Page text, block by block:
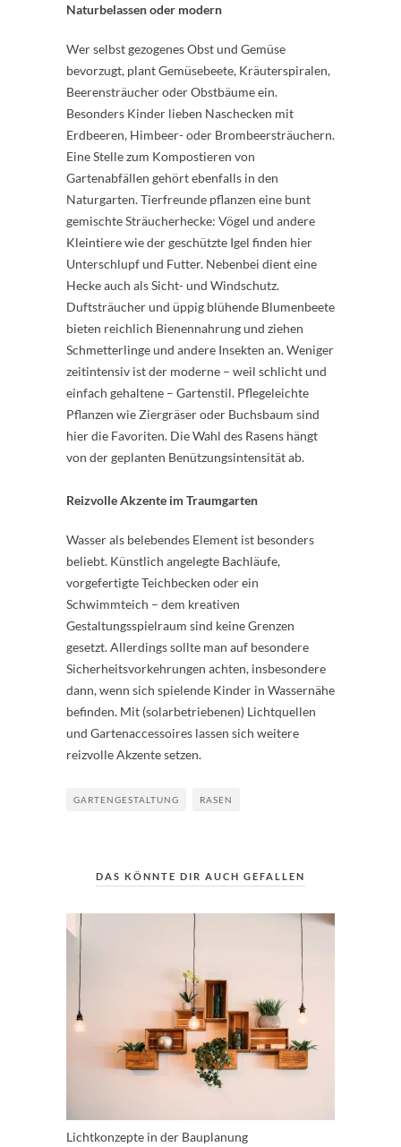
Naturbelassen oder modern
Wer selbst gezogenes Obst und Gemüse
bevorzugt, plant Gemüsebeete, Kräuterspiralen,
Beerensträucher oder Obstbäume ein.
Besonders Kinder lieben Naschecken mit
Erdbeeren, Himbeer- oder Brombeersträuchern.
Eine Stelle zum Kompostieren von
Gartenabfällen gehört ebenfalls in den
Naturgarten. Tierfreunde pflanzen eine bunt
gemischte Sträucherhecke: Vögel und andere
Kleintiere wie der geschützte Igel finden hier
Unterschlupf und Futter. Nebenbei dient eine
Hecke auch als Sicht- und Windschutz.
Duftsträucher und üppig blühende Blumenbeete
bieten reichlich Bienennahrung und ziehen
Schmetterlinge und andere Insekten an. Weniger
zeitintensiv ist der moderne – weil schlicht und
einfach gehaltene – Gartenstil. Pflegeleichte
Pflanzen wie Ziergräser oder Buchsbaum sind
hier die Favoriten. Die Wahl des Rasens hängt
von der geplanten Benützungsintensität ab.
Reizvolle Akzente im Traumgarten
Wasser als belebendes Element ist besonders
beliebt. Künstlich angelegte Bachläufe,
vorgefertigte Teichbecken oder ein
Schwimmteich – dem kreativen
Gestaltungsspielraum sind keine Grenzen
gesetzt. Allerdings sollte man auf besondere
Sicherheitsvorkehrungen achten, insbesondere
dann, wenn sich spielende Kinder in Wassernähe
befinden. Mit (solarbetriebenen) Lichtquellen
und Gartenaccessoires lassen sich weitere
reizvolle Akzente setzen.
GARTENGESTALTUNG RASEN
DAS KÖNNTE DIR AUCH GEFALLEN
Lichtkonzepte in der Bauplanung